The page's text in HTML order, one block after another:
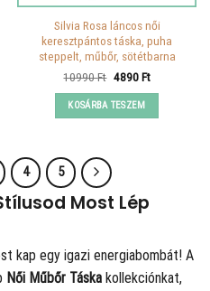
Silvia Rosa láncos női
keresztpántos táska, puha
steppelt, műbőr, sötétbarna
10990Ft Original
was:
10990 Ft.
4890FtCurrent
KOSÁRBA TESZEM
4 5
Most Lép
kap egy igazi energiabombát! A
Női Műbőr Táska kollekciónkat,